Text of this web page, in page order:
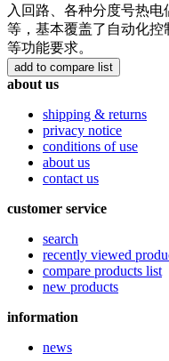
入回路、各种分度号热
等，基本覆盖了自动化
等功能要求。
about us
shipping & returns
privacy notice
conditions of use
about us
contact us
customer service
search
recently viewed
compare products list
new products
information
news